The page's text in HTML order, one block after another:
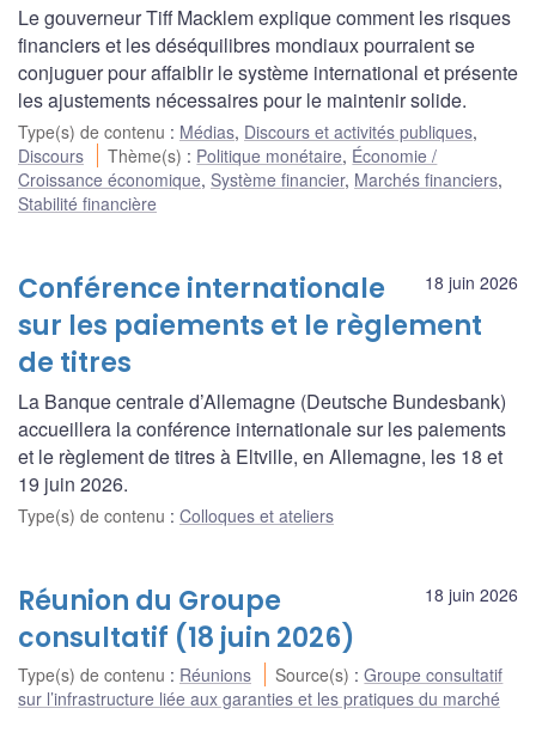
Le gouverneur Tiff Macklem explique comment les risques
financiers et les déséquilibres mondiaux pourraient se
conjuguer pour affaiblir le système international et présente
les ajustements nécessaires pour le maintenir solide.
Type(s) de contenu : Médias, Discours et activités publiques,
Discours
Thème(s) : Politique monétaire, Économie /
Croissance économique, Système financier, Marchés financiers,
Stabilité financière
18 juin 2026
Conférence internationale
sur les paiements et le règlement
de titres
La Banque centrale d’Allemagne (Deutsche Bundesbank)
accueillera la conférence internationale sur les paiements
et le règlement de titres à Eltville, en Allemagne, les 18 et
19 juin 2026.
Type(s) de contenu : Colloques et ateliers
18 juin 2026
Réunion du Groupe
consultatif (18 juin 2026)
Type(s) de contenu : Réunions Source(s) :Groupe consultatif
sur l’infrastructure liée aux garanties et les pratiques du marché